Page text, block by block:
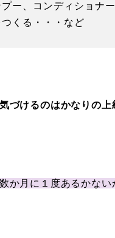
プー、コンディショナ
くる・・・など
づけるのはかなりの上
か月に１度あるかない